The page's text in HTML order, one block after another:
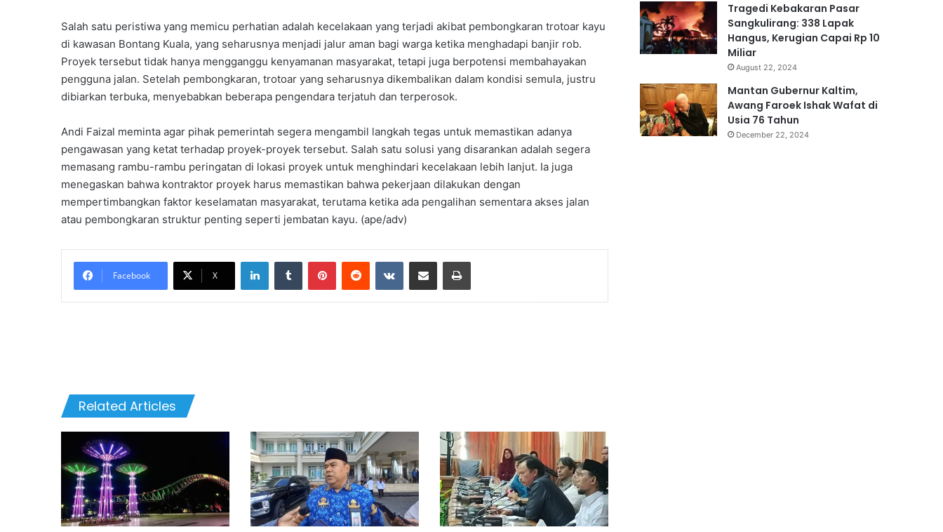
Salah satu peristiwa yang memicu perhatian adalah kecelakaan yang terjadi akibat pembongkaran trotoar kayu
di kawasan Bontang Kuala, yang seharusnya menjadi jalur aman bagi warga ketika menghadapi banjir rob.
Proyek tersebut tidak hanya mengganggu kenyamanan masyarakat, tetapi juga berpotensi membahayakan
pengguna jalan. Setelah pembongkaran, trotoar yang seharusnya dikembalikan dalam kondisi semula, justru
dibiarkan terbuka, menyebabkan beberapa pengendara terjatuh dan terperosok.
Andi Faizal meminta agar pihak pemerintah segera mengambil langkah tegas untuk memastikan adanya
pengawasan yang ketat terhadap proyek-proyek tersebut. Salah satu solusi yang disarankan adalah segera
memasang rambu-rambu peringatan di lokasi proyek untuk menghindari kecelakaan lebih lanjut. Ia juga
menegaskan bahwa kontraktor proyek harus memastikan bahwa pekerjaan dilakukan dengan
mempertimbangkan faktor keselamatan masyarakat, terutama ketika ada pengalihan sementara akses jalan
atau pembongkaran struktur penting seperti jembatan kayu. (ape/adv)
Facebook X
LinkedInTumblr PinterestReddit VKontakteShare via Email Print
Related Articles
Tragedi Kebakaran Pasar
Sangkulirang: 338 Lapak
Hangus, Kerugian Capai Rp 10
Miliar
August 22, 2024
Mantan Gubernur Kaltim,
Awang Faroek Ishak Wafat di
Usia 76 Tahun
December 22, 2024